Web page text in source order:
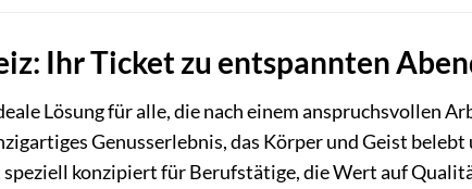
Ihr Ticket zu entspannten
Lösung für alle, die nach einem anspruchsvollen
Genusserlebnis, das Körper und Geist belebt
konzipiert für Berufstätige, die Wert auf